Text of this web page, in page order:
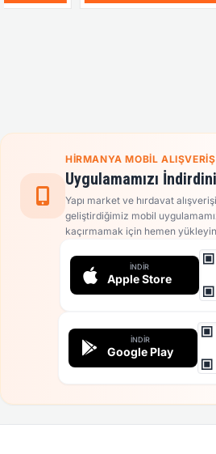
HIRMANYA MOBIL ALIŞVERIŞ
Uygulamamızı
Yapı market ve hırdavat
geliştirdiğimiz mobil
kaçırmamak için hemen
İNDIR
Apple Store
İNDIR
Google Play